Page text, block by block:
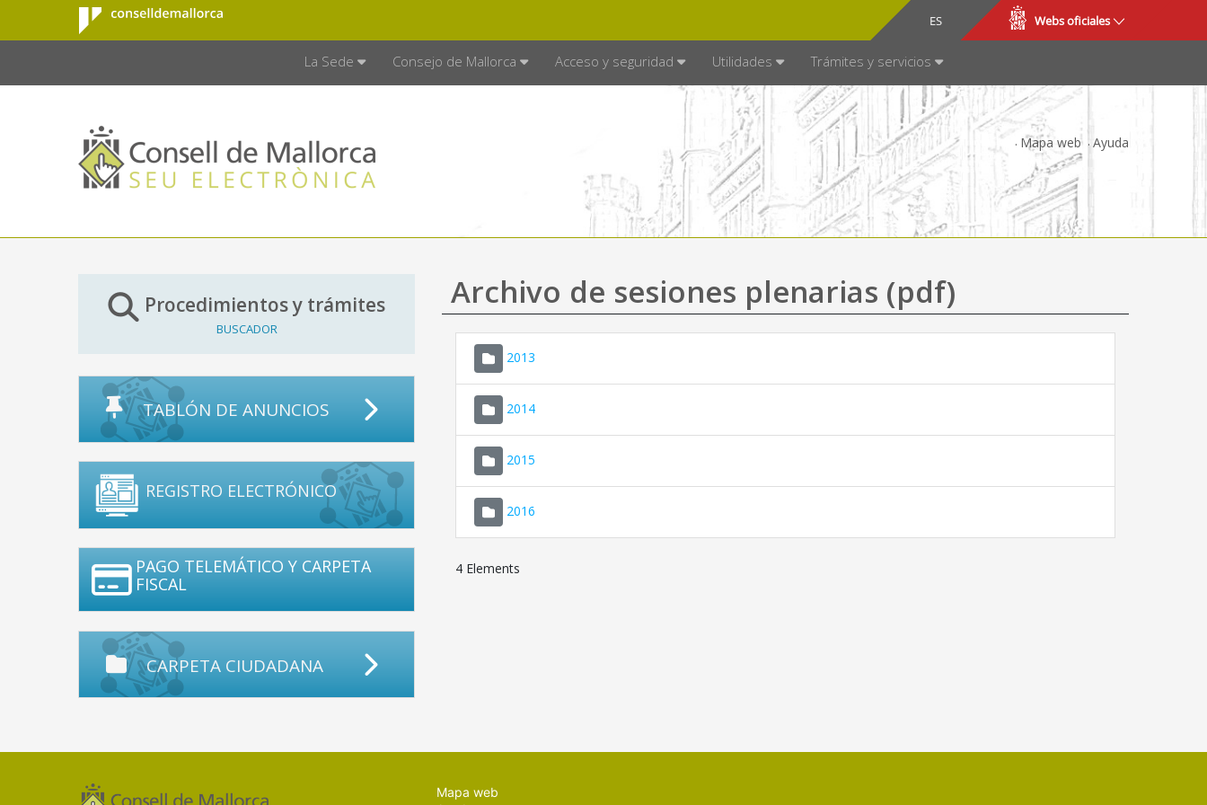
Saltar al contenido principal
Consell de
Mallorca
ES
CA Webs oficiales
La Sede Consejo de Mallorca Acceso y seguridad Utilidades Trámites y servicios
Mapa web Ayuda
Procedimientos y trámites
BUSCADOR
TABLÓN DE ANUNCIOS
REGISTRO ELECTRÓNICO
PAGO TELEMÁTICO Y CARPETA
FISCAL
CARPETA CIUDADANA
Archivo de sesiones plenarias (pdf)
2013
2014
2015
2016
4 Elements
Mapa web